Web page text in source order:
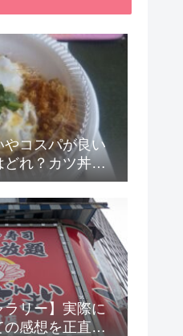
コスパが良い
れ？カツ丼の
ラリー】実際に
感想を正直言